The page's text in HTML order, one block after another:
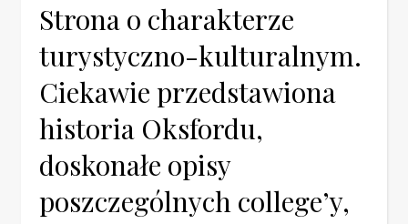
Strona o charakterze
turystyczno-kulturalnym.
Ciekawie przedstawiona
historia Oksfordu,
doskonałe opisy
poszczególnych college’y,